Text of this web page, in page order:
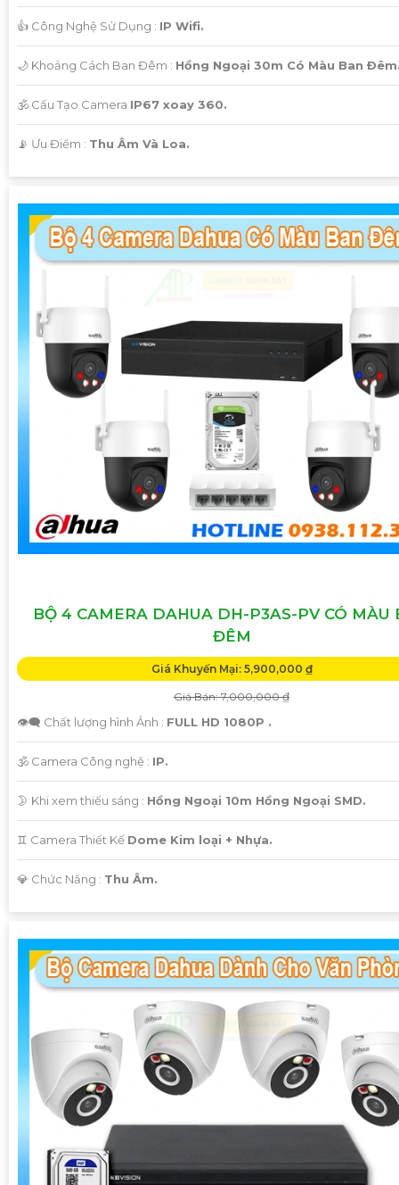
👍 Công Nghệ Sử Dụng : IP Wifi.
🌙 Khoảng Cách Ban Đêm : Hồng Ngoại 30m Có Màu Ban
🕉️ Cấu Tạo Camera IP67 xoay 360.
️📡 Ưu Điểm : Thu Âm Và Loa.
BỘ 4 CAMERA DAHUA DH-P3AS-PV CÓ MÀU
ĐÊM
Giá Khuyến Mại: 5,900,000 ₫
Giá Bán: 7,000,000 ₫
👁️‍🗨 Chất lượng hình Ảnh : FULL HD 1080P .
🕉️ Camera Công nghệ : IP.
🌛 Khi xem thiếu sáng : Hồng Ngoại 10m Hồng Ngoại SMD.
♊ Camera Thiết Kế Dome Kim loại + Nhựa.
️💎 Chức Năng : Thu Âm.